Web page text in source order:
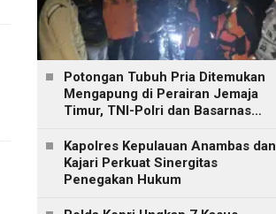
Potongan Tubuh Pria Ditemukan
Mengapung di Perairan Jemaja
Timur, TNI-Polri dan Basarnas
Kapolres Kepulauan Anambas dan
Kajari Perkuat Sinergitas
Penegakan Hukum